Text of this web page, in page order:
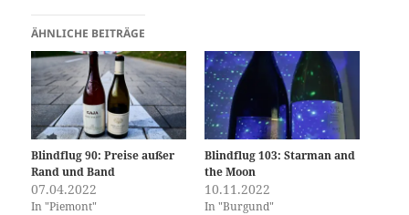
ÄHNLICHE BEITRÄGE
Blindflug 90: Preise außer
Rand und Band
07.04.2022
In "Piemont"
Blindflug 103: Starman and
the Moon
10.11.2022
In "Burgund"